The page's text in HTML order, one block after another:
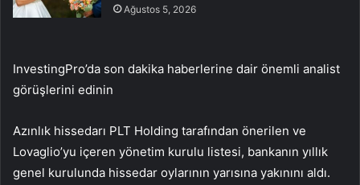
Ağustos 5, 2026
InvestingPro’da son dakika haberlerine dair önemli analist
görüşlerini edinin
Azınlık hissedarı PLT Holding tarafından önerilen ve
Lovaglio’yu içeren yönetim kurulu listesi, bankanın yıllık
genel kurulunda hissedar oylarının yarısına yakınını aldı.